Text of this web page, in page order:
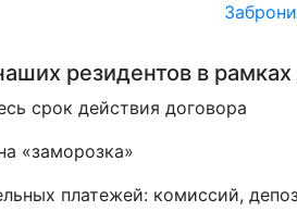
резидентов в рамках
срок действия договора
«заморозка»
платежей: комиссий,